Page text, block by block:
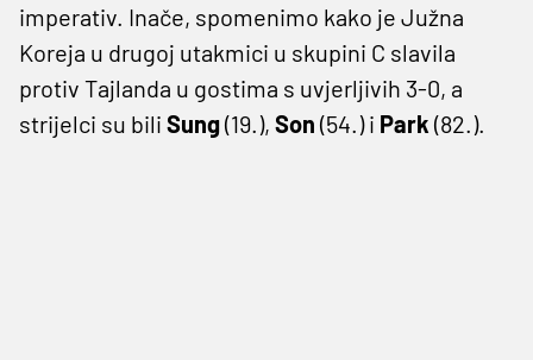
imperativ. Inače, spomenimo kako je Južna
Koreja u drugoj utakmici u skupini C slavila
protiv Tajlanda u gostima s uvjerljivih 3-0, a
strijelci su bili Sung(19.), Son (54.) i Park (82.).